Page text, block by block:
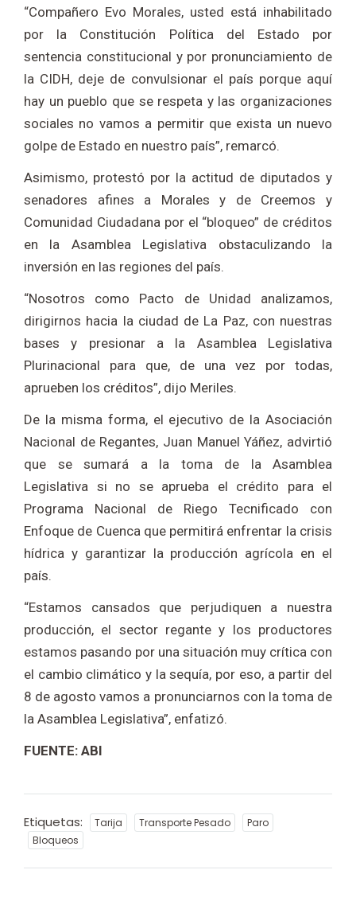
“Compañero Evo Morales, usted está inhabilitado
por la Constitución Política del Estado por
sentencia constitucional y por pronunciamiento de
la CIDH, deje de convulsionar el país porque aquí
hay un pueblo que se respeta y las organizaciones
sociales no vamos a permitir que exista un nuevo
golpe de Estado en nuestro país”, remarcó.
Asimismo, protestó por la actitud de diputados y
senadores afines a Morales y de Creemos y
Comunidad Ciudadana por el “bloqueo” de créditos
en la Asamblea Legislativa obstaculizando la
inversión en las regiones del país.
“Nosotros como Pacto de Unidad analizamos,
dirigirnos hacia la ciudad de La Paz, con nuestras
bases y presionar a la Asamblea Legislativa
Plurinacional para que, de una vez por todas,
aprueben los créditos”, dijo Meriles.
De la misma forma, el ejecutivo de la Asociación
Nacional de Regantes, Juan Manuel Yáñez, advirtió
que se sumará a la toma de la Asamblea
Legislativa si no se aprueba el crédito para el
Programa Nacional de Riego Tecnificado con
Enfoque de Cuenca que permitirá enfrentar la crisis
hídrica y garantizar la producción agrícola en el
país.
“Estamos cansados que perjudiquen a nuestra
producción, el sector regante y los productores
estamos pasando por una situación muy crítica con
el cambio climático y la sequía, por eso, a partir del
8 de agosto vamos a pronunciarnos con la toma de
la Asamblea Legislativa”, enfatizó.
FUENTE: ABI
Etiquetas: Tarija Transporte Pesado
Paro
Bloqueos